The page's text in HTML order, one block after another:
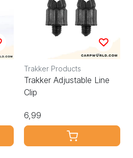
Trakker Products
Trakker Adjustable Line
Clip
6,99